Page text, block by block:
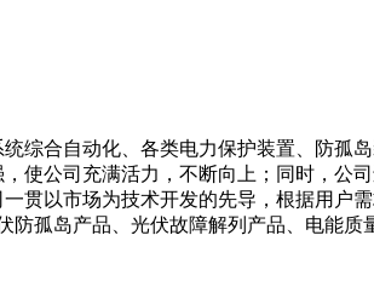
综合自动化、各类电力保护装置、防孤
使公司充满活力，不断向上；同时，公
贯以市场为技术开发的先导，根据用户
孤岛产品、光伏故障解列产品、电能